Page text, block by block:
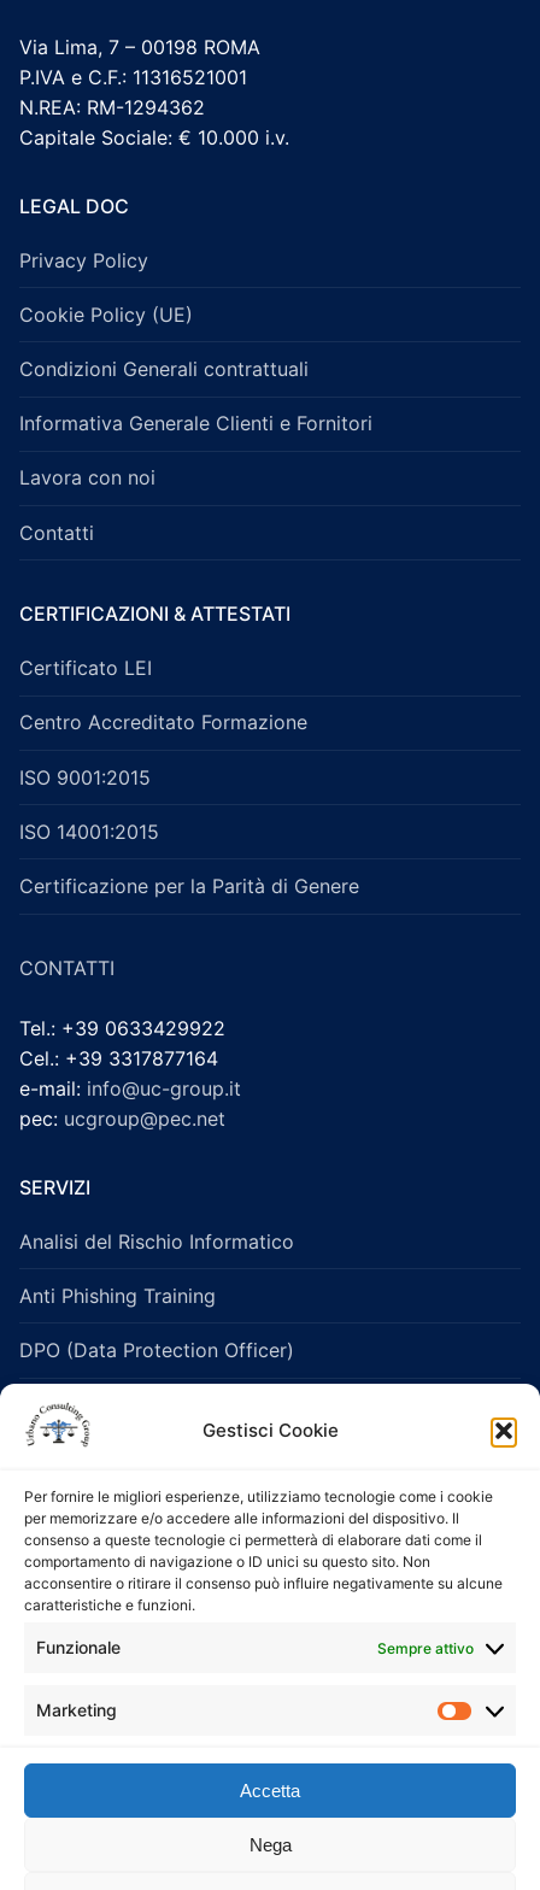
Gestisci Cookie
Per fornire le migliori esperienze, utilizziamo tecnologie come i cookie
per memorizzare e/o accedere alle informazioni del dispositivo. Il
consenso a queste tecnologie ci permetterà di elaborare dati come il
comportamento di navigazione o ID unici su questo sito. Non
acconsentire o ritirare il consenso può influire negativamente su alcune
caratteristiche e funzioni.
Funzionale Sempre attivo
Marketing
Accetta
Nega
Via Lima, 7 – 00198 ROMA
P.IVA e C.F.: 11316521001
N.REA: RM-1294362
Capitale Sociale: € 10.000 i.v.
LEGAL DOC
Privacy Policy
Cookie Policy (UE)
Condizioni Generali contrattuali
Informativa Generale Clienti e Fornitori
Lavora con noi
Contatti
CERTIFICAZIONI & ATTESTATI
Certificato LEI
Centro Accreditato Formazione
ISO 9001:2015
ISO 14001:2015
Certificazione per la Parità di Genere
CONTATTI
Tel.: +39 0633429922
Cel.: +39 3317877164
e-mail: info@uc-group.it
pec: ucgroup@pec.net
SERVIZI
Analisi del Rischio Informatico
Anti Phishing Training
DPO (Data Protection Officer)
Legislazione Sanitaria e Healthcare
Salute e Sicurezza sui Luoghi di Lavoro
Servizi di consulenza e formazione 231
esternalizzato
Servizi Whistleblowing
Privacy Policy&Cookie Policy